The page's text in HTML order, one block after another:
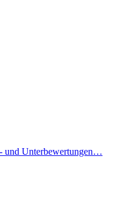
Unterbewertungen…